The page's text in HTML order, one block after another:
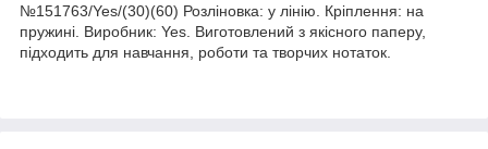
№151763/Yes/(30)(60) Розліновка: у лінію. Кріплення: на
пружині. Виробник: Yes. Виготовлений з якісного паперу,
підходить для навчання, роботи та творчих нотаток.